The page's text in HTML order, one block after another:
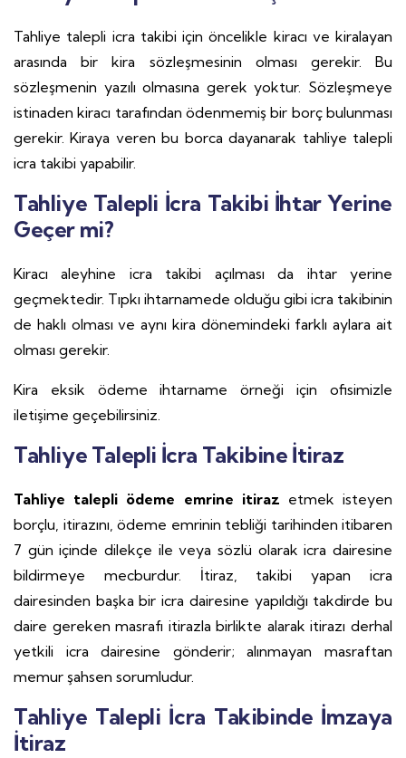
Tahliye talepli icra takibi için öncelikle kiracı ve kiralayan
arasında bir kira sözleşmesinin olması gerekir. Bu
sözleşmenin yazılı olmasına gerek yoktur. Sözleşmeye
istinaden kiracı tarafından ödenmemiş bir borç bulunması
gerekir. Kiraya veren bu borca dayanarak tahliye talepli
icra takibi yapabilir.
Tahliye Talepli İcra Takibi İhtar Yerine
Geçer mi?
Kiracı aleyhine icra takibi açılması da ihtar yerine
geçmektedir. Tıpkı ihtarnamede olduğu gibi icra takibinin
de haklı olması ve aynı kira dönemindeki farklı aylara ait
olması gerekir.
Kira eksik ödeme ihtarname örneği için ofisimizle
iletişime geçebilirsiniz.
Tahliye Talepli İcra Takibine İtiraz
Tahliye talepli ödeme emrine itiraz etmek isteyen
borçlu, itirazını, ödeme emrinin tebliği tarihinden itibaren
7 gün içinde dilekçe ile veya sözlü olarak icra dairesine
bildirmeye mecburdur. İtiraz, takibi yapan icra
dairesinden başka bir icra dairesine yapıldığı takdirde bu
daire gereken masrafı itirazla birlikte alarak itirazı derhal
yetkili icra dairesine gönderir; alınmayan masraftan
memur şahsen sorumludur.
Tahliye Talepli İcra Takibinde İmzaya
İtiraz